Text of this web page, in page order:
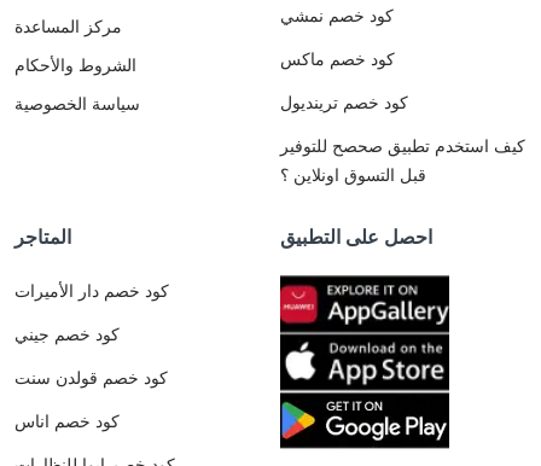
مركز المساعدة
الشروط والأحكام
سياسة الخصوصية
كود خصم نمشي
كود خصم ماكس
كود خصم ترينديول
كيف استخدم تطبيق صحصح للتوفير
قبل التسوق اونلاين ؟
المتاجر
كود خصم دار الأميرات
كود خصم جيني
كود خصم قولدن سنت
كود خصم اناس
احصل على التطبيق